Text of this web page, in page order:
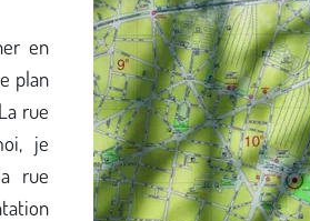
en
plan
rue
je
rue